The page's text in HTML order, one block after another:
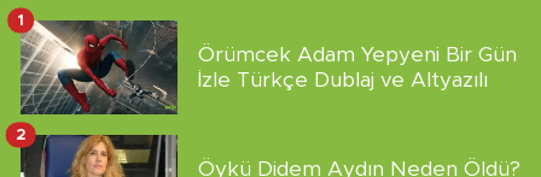
Örümcek Adam Yepyeni Bir Gün
İzle Türkçe Dublaj ve Altyazılı
1
Öykü Didem Aydın Neden Öldü?
2